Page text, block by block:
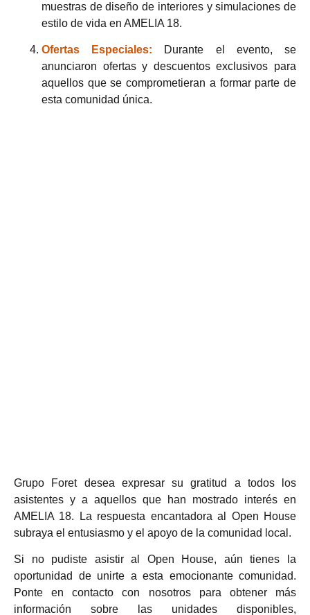
muestras de diseño de interiores y simulaciones de
estilo de vida en AMELIA 18.
Ofertas Especiales: Durante el evento, se
anunciaron ofertas y descuentos exclusivos para
aquellos que se comprometieran a formar parte de
esta comunidad única.
Grupo Foret desea expresar su gratitud a todos los
asistentes y a aquellos que han mostrado interés en
AMELIA 18. La respuesta encantadora al Open House
subraya el entusiasmo y el apoyo de la comunidad local.
Si no pudiste asistir al Open House, aún tienes la
oportunidad de unirte a esta emocionante comunidad.
Ponte en contacto con nosotros para obtener más
información sobre las unidades disponibles,